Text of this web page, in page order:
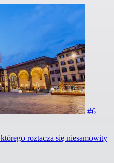
#6
roztacza się niesamowity